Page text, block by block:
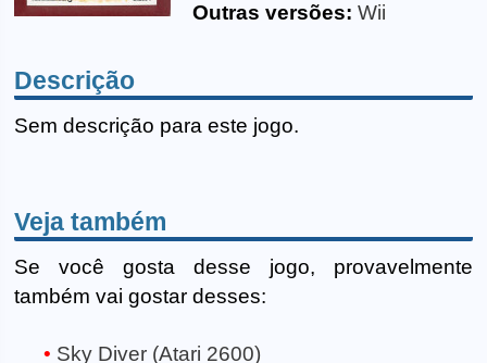
Outras versões: Wii
Descrição
Sem descrição para este jogo.
Veja também
Se você gosta desse jogo, provavelmente
também vai gostar desses:
Sky Diver (Atari 2600)